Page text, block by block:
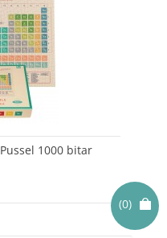
(0)
1000 bitar